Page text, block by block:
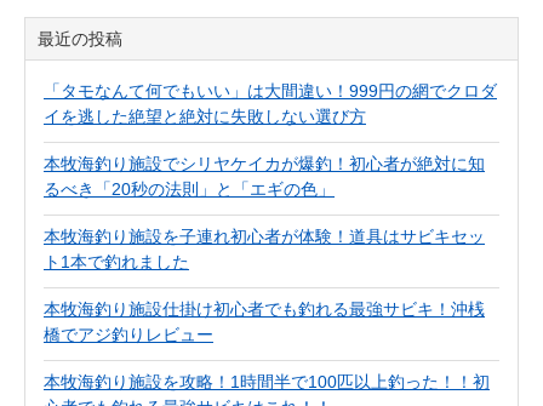
最近の投稿
「タモなんて何でもいい」は大間違い！999円の網でクロダ
イを逃した絶望と絶対に失敗しない選び方
本牧海釣り施設でシリヤケイカが爆釣！初心者が絶対に知
るべき「20秒の法則」と「エギの色」
本牧海釣り施設を子連れ初心者が体験！道具はサビキセッ
ト1本で釣れました
本牧海釣り施設仕掛け初心者でも釣れる最強サビキ！沖桟
橋でアジ釣りレビュー
本牧海釣り施設を攻略！1時間半で100匹以上釣った！！初